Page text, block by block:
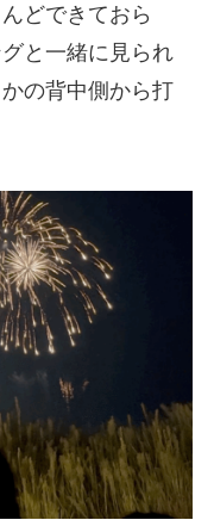
どできておら
と一緒に見られ
の背中側から打